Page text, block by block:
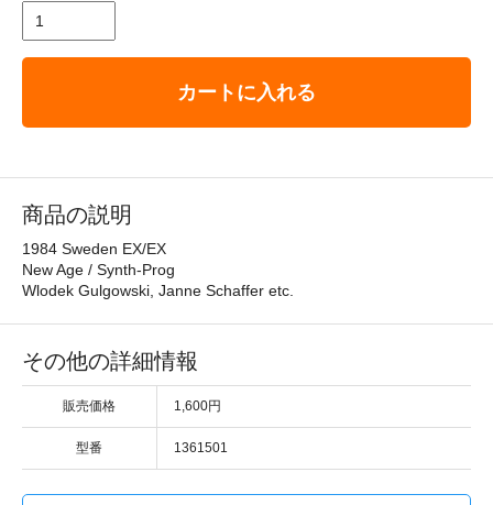
カートに入れる
商品の説明
1984 Sweden EX/EX
New Age / Synth-Prog
Wlodek Gulgowski, Janne Schaffer etc.
その他の詳細情報
販売価格 1,600円
型番 1361501